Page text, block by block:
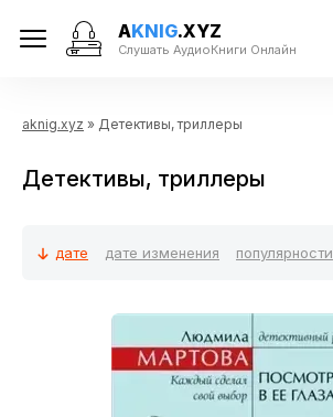
AKNIG.XYZ
Слушать АудиоКниги Онлайн
aknig.xyz » Детективы, триллеры
Детективы, триллеры
дате дате изменения популярности